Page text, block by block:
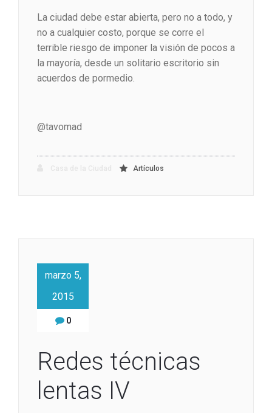
La ciudad debe estar abierta, pero no a todo, y
no a cualquier costo, porque se corre el
terrible riesgo de imponer la visión de pocos a
la mayoría, desde un solitario escritorio sin
acuerdos de pormedio.
@tavomad
Artículos
marzo 5,
2015
0
Redes técnicas
lentas IV